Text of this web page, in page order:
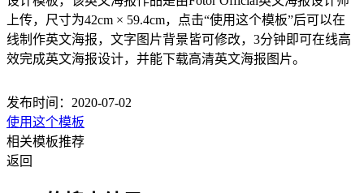
上传，尺寸为42cm × 59.4cm，点击“使用这个模板”后可以在
线制作英文海报，文字图片背景皆可修改，3分钟即可在线高
效完成英文海报设计，并能下载高清英文海报图片。
发布时间：2020-07-02
使用这个模板
相关模板推荐
返回